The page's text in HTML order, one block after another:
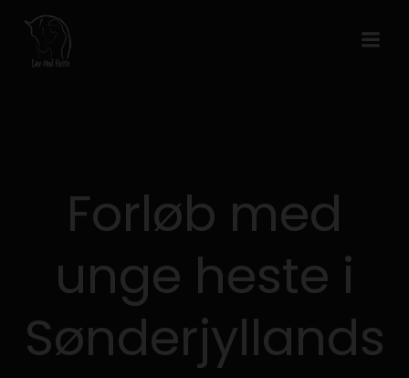
Forløb med
unge heste i
Sønderjyllands